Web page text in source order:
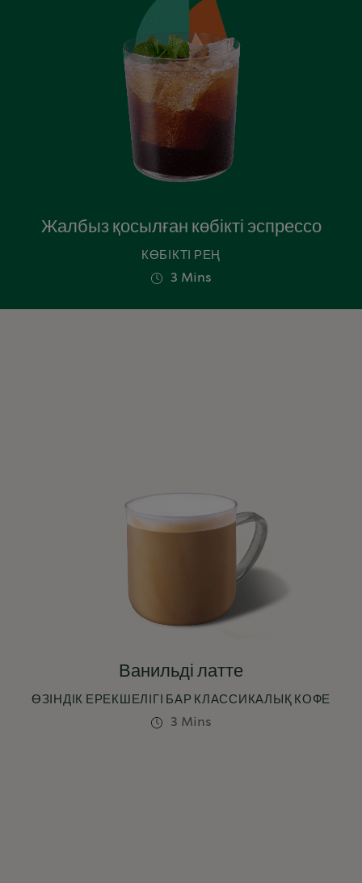
Жалбыз қосылған көбікті эспрессо
КӨБІКТІ РЕҢ
3 Mins
Ванильді латте
ӨЗІНДІК ЕРЕКШЕЛІГІ БАР КЛАССИКАЛЫҚ КОФЕ
3 Mins